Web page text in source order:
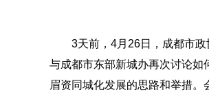
3天前，4月26日，成都市
与成都市东部新城办再次讨论如
眉资同城化发展的思路和举措